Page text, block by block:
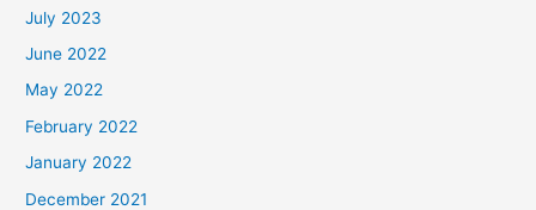
July 2023
June 2022
May 2022
February 2022
January 2022
December 2021